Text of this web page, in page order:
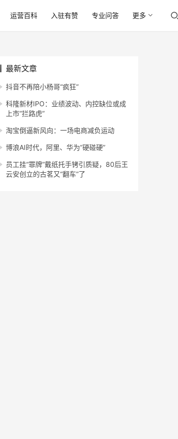
运营百科 入驻有赞 专业问答 更多
最新文章
抖音不再陪小杨哥“疯狂”
科隆新材IPO：业绩波动、内控缺位或成
上市“拦路虎”
淘宝倒逼新风向：一场电商减负运动
博浪AI时代，阿里、华为“硬碰硬”
员工挂“罪牌”戴纸托手铐引质疑，80后王
云安创立的古茗又“翻车”了